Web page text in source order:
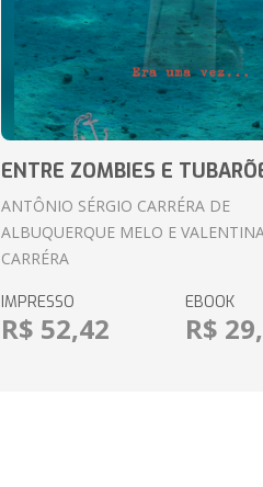
ENTRE ZOMBIES E
ANTÔNIO SÉRGIO CARRÉRA DE
ALBUQUERQUE MELO E
CARRÉRA
IMPRESSO
R$ 52,42
EBOOK
R$